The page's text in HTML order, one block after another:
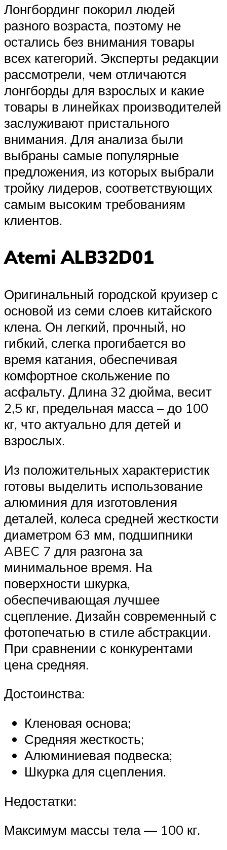
Лонгбординг покорил людей
разного возраста, поэтому не
остались без внимания товары
всех категорий. Эксперты редакции
рассмотрели, чем отличаются
лонгборды для взрослых и какие
товары в линейках производителей
заслуживают пристального
внимания. Для анализа были
выбраны самые популярные
предложения, из которых выбрали
тройку лидеров, соответствующих
самым высоким требованиям
клиентов.
Atemi ALB32D01
Оригинальный городской круизер с
основой из семи слоев китайского
клена. Он легкий, прочный, но
гибкий, слегка прогибается во
время катания, обеспечивая
комфортное скольжение по
асфальту. Длина 32 дюйма, весит
2,5 кг, предельная масса – до 100
кг, что актуально для детей и
взрослых.
Из положительных характеристик
готовы выделить использование
алюминия для изготовления
деталей, колеса средней жесткости
диаметром 63 мм, подшипники
ABEC 7 для разгона за
минимальное время. На
поверхности шкурка,
обеспечивающая лучшее
сцепление. Дизайн современный с
фотопечатью в стиле абстракции.
При сравнении с конкурентами
цена средняя.
Достоинства:
Кленовая основа;
Средняя жесткость;
Алюминиевая подвеска;
Шкурка для сцепления.
Недостатки:
Максимум массы тела — 100 кг.